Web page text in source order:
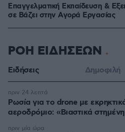
Επαγγελματική Εκπαίδευση &
σε Bάζει στην Aγορά Eργασίας
ΡΟΗ ΕΙΔΗΣΕΩΝ
Ειδήσεις Δημοφιλή
Ρωσία για το drone με
αεροδρόμιο: «Βιαστικά
πριν 24 λεπτά
πριν μία ώρα